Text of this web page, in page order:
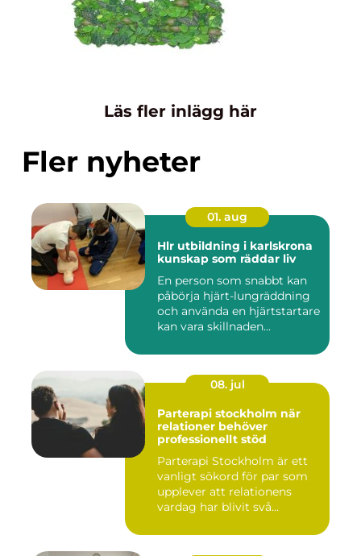
Läs fler inlägg här
Fler nyheter
01. aug
Hlr utbildning i karlskrona
kunskap som räddar liv
En person som snabbt kan
påbörja hjärt-lungräddning
och använda en hjärtstartare
kan vara skillnaden...
08. jul
Parterapi stockholm när
relationer behöver
professionellt stöd
Parterapi Stockholm är ett
vanligt sökord för par som
upplever att relationens
vardag har blivit svå...